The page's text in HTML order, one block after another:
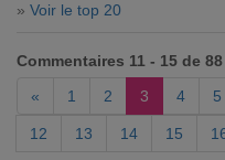
» Voir le top 20
Commentaires 11 - 15 de 88
«
1 2 3 4 5
12 13 14 15